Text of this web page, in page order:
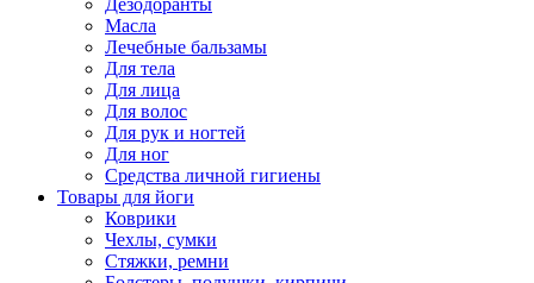
Дезодоранты
Масла
Лечебные бальзамы
Для тела
Для лица
Для волос
Для рук и ногтей
Для ног
Средства личной гигиены
Товары для йоги
Коврики
Чехлы, сумки
Стяжки, ремни